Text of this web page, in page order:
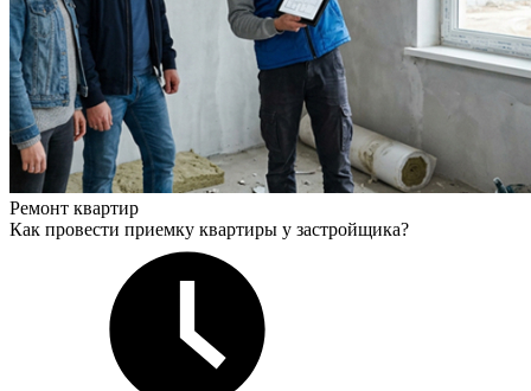
Ремонт квартир
Как провести приемку квартиры у застройщика?